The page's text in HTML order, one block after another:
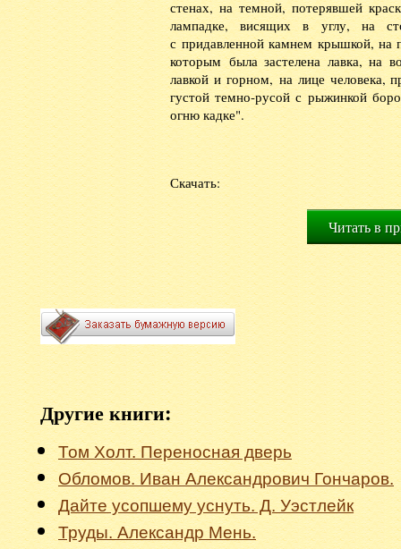
стенах, на темной, потерявшей
лампадке, висящих в углу, на
с придавленной камнем крышкой, на
которым была застелена лавка, на
лавкой и горном, на лице человека,
густой темно-русой с рыжинкой
огню кадке".
Скачать:
Читать в
Другие книги:
Том Холт. Переносная дверь
Обломов. Иван Александрович Гончаров.
Дайте усопшему уснуть. Д. Уэстлейк
Труды. Александр Мень.